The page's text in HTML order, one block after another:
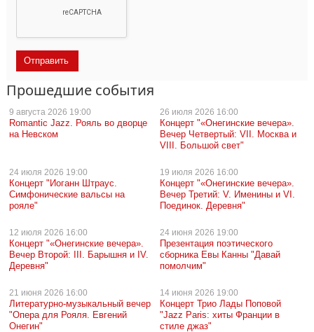
Прошедшие события
9 августа 2026 19:00
Romantic Jazz. Рояль во дворце
на Невском
26 июля 2026 16:00
Концерт "«Онегинские вечера».
Вечер Четвертый: VII. Москва и
VIII. Большой свет"
24 июля 2026 19:00
Концерт "Иоганн Штраус.
Симфонические вальсы на
рояле"
19 июля 2026 16:00
Концерт "«Онегинские вечера».
Вечер Третий: V. Именины и VI.
Поединок. Деревня"
12 июля 2026 16:00
Концерт "«Онегинские вечера».
Вечер Второй: III. Барышня и IV.
Деревня"
24 июня 2026 19:00
Презентация поэтического
сборника Евы Канны "Давай
помолчим"
21 июня 2026 16:00
Литературно-музыкальный вечер
"Опера для Рояля. Евгений
Онегин"
14 июня 2026 19:00
Концерт Трио Лады Поповой
"Jazz Paris: хиты Франции в
стиле джаз"